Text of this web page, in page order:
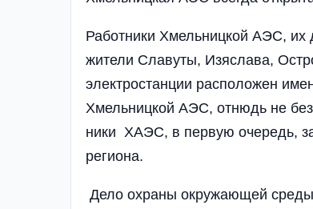
Работники Хмельницкой АЭС, их
жители Славуты, Изяслава,
электростанции расположен
Хмельницкой АЭС, отнюдь не
ники ХАЭС, в первую очередь,
региона.
Дело охраны окружающей среды